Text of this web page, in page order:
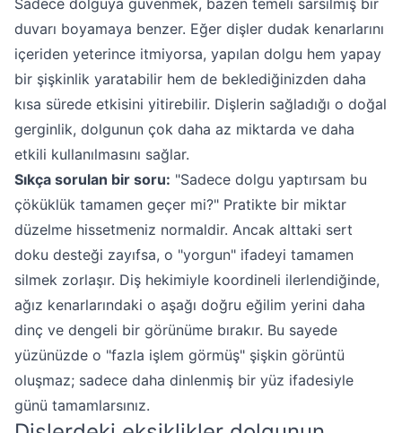
Sadece dolguya güvenmek, bazen temeli sarsılmış bir
duvarı boyamaya benzer. Eğer dişler dudak kenarlarını
içeriden yeterince itmiyorsa, yapılan dolgu hem yapay
bir şişkinlik yaratabilir hem de beklediğinizden daha
kısa sürede etkisini yitirebilir. Dişlerin sağladığı o doğal
gerginlik, dolgunun çok daha az miktarda ve daha
etkili kullanılmasını sağlar.
Sıkça sorulan bir soru: "Sadece dolgu yaptırsam bu
çöküklük tamamen geçer mi?" Pratikte bir miktar
düzelme hissetmeniz normaldir. Ancak alttaki sert
doku desteği zayıfsa, o "yorgun" ifadeyi tamamen
silmek zorlaşır. Diş hekimiyle koordineli ilerlendiğinde,
ağız kenarlarındaki o aşağı doğru eğilim yerini daha
dinç ve dengeli bir görünüme bırakır. Bu sayede
yüzünüzde o "fazla işlem görmüş" şişkin görüntü
oluşmaz; sadece daha dinlenmiş bir yüz ifadesiyle
günü tamamlarsınız.